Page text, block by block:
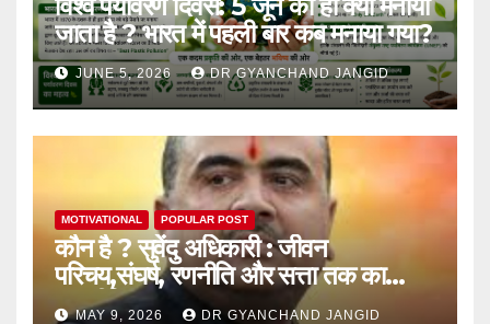
जाता है ? भारत में पहली बार कब मनाया गया?
JUNE 5, 2026 DR GYANCHAND JANGID
MOTIVATIONAL POPULAR POST
कौन है ? सुवेंदु अधिकारी : जीवन
परिचय,संघर्ष, रणनीति और सत्ता तक का
राजनीतिक सफर
MAY 9, 2026 DR GYANCHAND JANGID